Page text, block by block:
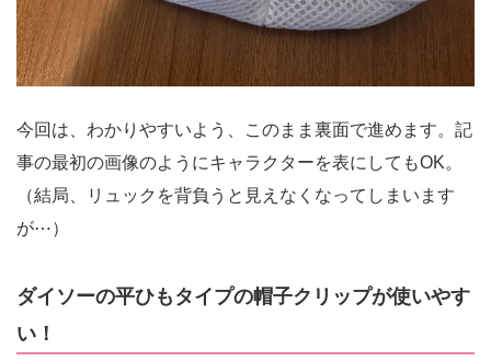
今回は、わかりやすいよう、このまま裏面で進めます。記
事の最初の画像のようにキャラクターを表にしてもOK。
（結局、リュックを背負うと見えなくなってしまいます
が⋯）
ダイソーの平ひもタイプの帽子クリップが使いやす
い！